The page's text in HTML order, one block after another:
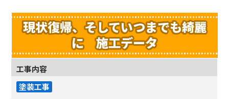
現状復帰、そしていつまでも綺麗
に 施工データ
工事内容
塗装工事